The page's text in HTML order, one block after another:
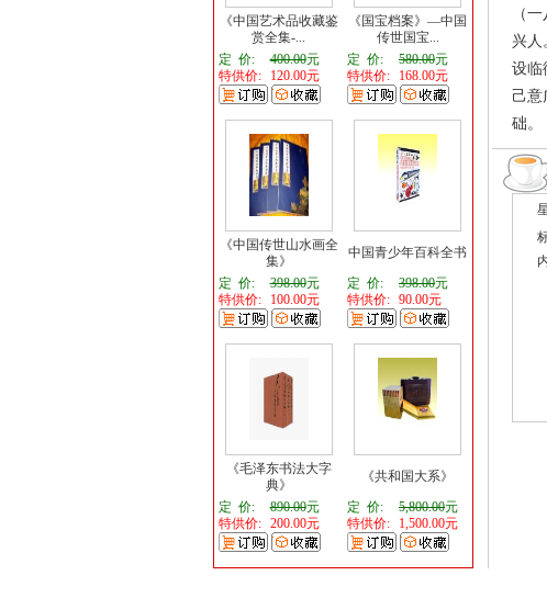
《中国艺术品收藏鉴
赏全集-...
定 价:
400.00元
特供价:
120.00元
《国宝档案》—中国
传世国宝...
定 价:
580.00元
特供价:
168.00元
《中国传世山水画全
集》
定 价:
398.00元
特供价:
100.00元
中国青少年百科全书
定 价:
398.00元
特供价: 90.00元
《毛泽东书法大字
典》
定 价:
890.00元
特供价:
200.00元
《共和国大系》
定 价:
5,800.00元
特供价:
1,500.00元
（
兴人
设临
己意
础。